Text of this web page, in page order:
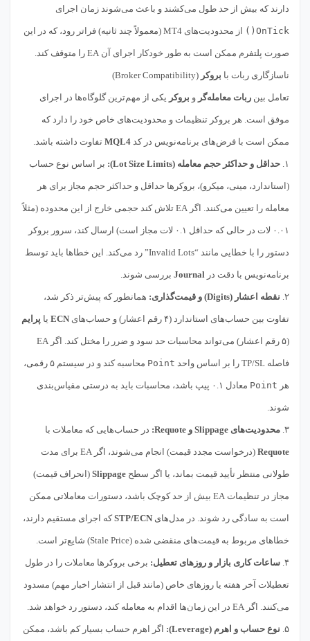
دارند که بیش از حد طول می‌کشند و باعث می‌شوند زمان اجرای
OnTick() از محدودیت‌های MT4 (معمولاً چند ثانیه) فراتر رود، که در این
صورت پلتفرم ممکن است به طور خودکار اجرای آن EA را متوقف کند.
ناسازگاری ربات با بروکر (Broker Compatibility)
تعامل بین ربات معامله‌گر و بروکر یکی از مهم‌ترین گلوگاه‌ها در اجرای
موفق است. هر بروکر تنظیمات و محدودیت‌های خاص خود را دارد که
ممکن است با فرض‌های برنامه‌نویس در کد MQL4 تفاوت داشته باشد.
۱. حداقل و حداکثر حجم معامله (Lot Size Limits): بر اساس نوع حساب
(استاندارد، مینی، میکرو)، بروکرها حداقل و حداکثر حجم مجاز برای هر
معامله را تعیین می‌کنند. اگر EA تلاش کند حجمی خارج از این محدوده (مثلاً
۰.۰۱ لات در حالی که حداقل ۰.۱ لات مجاز است) ارسال کند، سرور بروکر
دستور را با خطایی مانند “Invalid Lots” رد می‌کند. این خطاها باید توسط
برنامه‌نویس با دقت در Journal بررسی شوند.
۲. نقطه اعشار (Digits) و قیمت‌گذاری: همانطور که پیش‌تر ذکر شد،
تفاوت بین حساب‌های استاندارد (۴ رقم اعشار) و حساب‌های ECN یا پرايم
(۵ رقم اعشار) می‌تواند محاسبات حد سود و ضرر را مختل کند. اگر EA
فاصله TP/SL را بر اساس واحد Point محاسبه کند و در سیستم ۵ رقمی،
هر Point معادل ۰.۱ پیپ باشد، محاسبات باید به درستی مقیاس‌بندی
شوند.
۳. محدودیت‌های Slippage و Requote: در حساب‌هایی که معاملات با
Requote (درخواست مجدد قیمت) انجام می‌شوند، اگر EA برای مدت
طولانی منتظر تأیید قیمت بماند، یا اگر سطح Slippage (انحراف قیمت)
مجاز در تنظیمات EA بیش از حد کوچک باشد، دستورات معاملاتی ممکن
است به سادگی رد شوند. در مدل‌های STP/ECNکه اجرای مستقیم دارند،
خطاهای مربوط به قیمت‌های منقضی شده (Stale Price) شایع‌تر است.
۴. ساعات کاری بازار و روزهای تعطیل: برخی بروکرها معاملات را در طول
تعطیلات آخر هفته یا روزهای خاص (مانند قبل از انتشار اخبار مهم) مسدود
می‌کنند. اگر EA در این زمان‌ها اقدام به معامله کند، دستور رد خواهد شد.
۵. نوع حساب و اهرم (Leverage): اگر اهرم حساب بسیار کم باشد، ممکن